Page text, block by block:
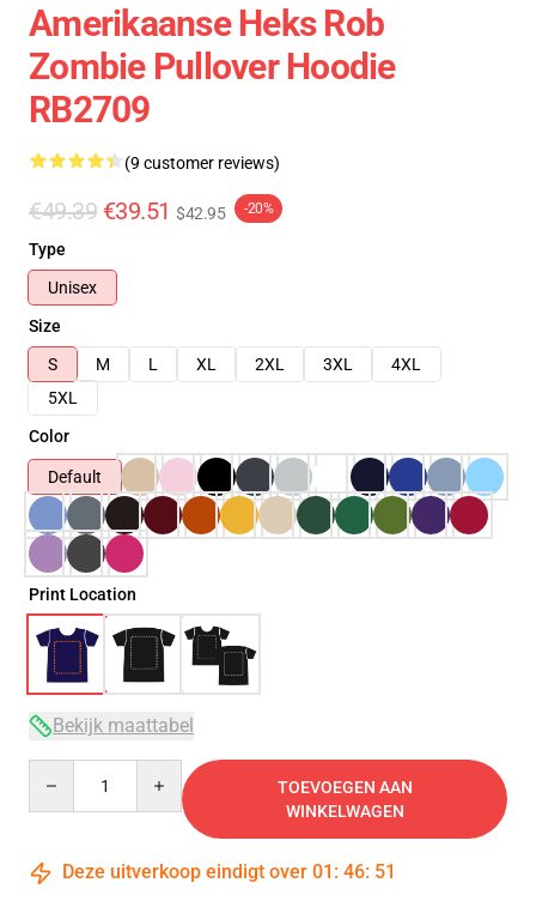
Amerikaanse Heks Rob
Zombie Pullover Hoodie
RB2709
(9 customer reviews)
€49.39 €39.51 $42.95 -20%
Type
Unisex
Size
S
M L XL 2XL 3XL
4XL
5XL
Color
Default
Print Location
Bekijk maattabel
TOEVOEGEN AAN
WINKELWAGEN
Deze uitverkoop eindigt over 01 : 46: 50